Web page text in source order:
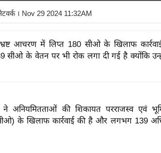
। Nov 29 2024 11:32AM
आचरण में लिप्त 180 सीओ के खिलाफ कार्रवाई
सीओ के वेतन पर भी रोक लगा दी गई है क्योंकि
ने अनियमितताओं की शिकायत परराजस्व एवं
के खिलाफ कार्रवाई की है और लगभग 139